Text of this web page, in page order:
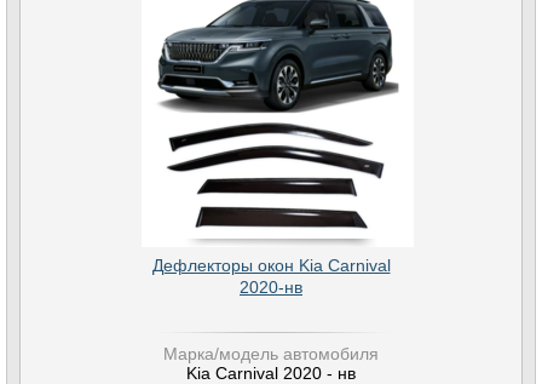
Дефлекторы окон Kia Carnival
2020-нв
Марка/модель автомобиля
Kia Carnival 2020 - нв